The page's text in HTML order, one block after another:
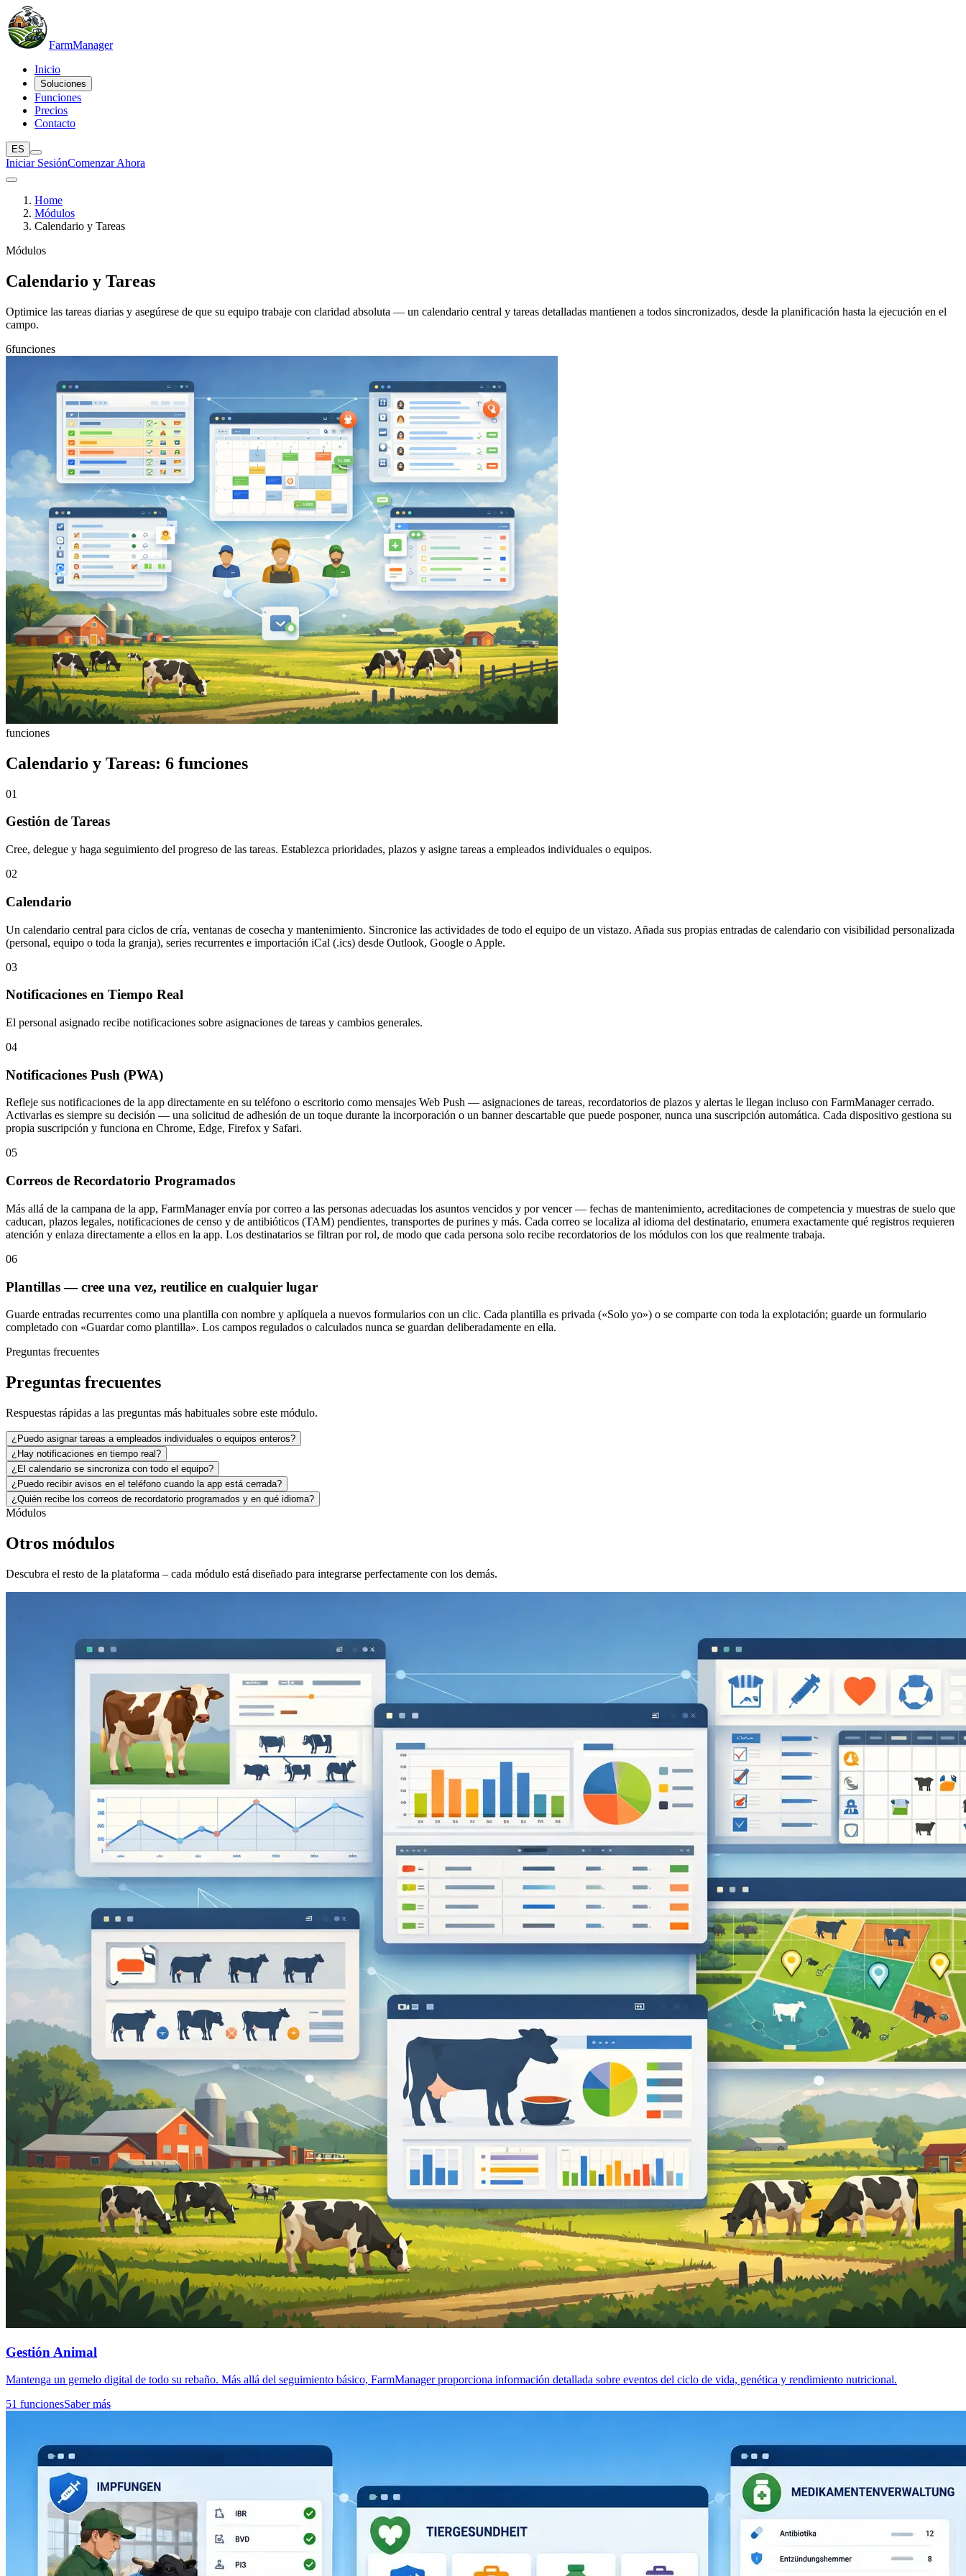
FarmManager
Inicio
Soluciones
Funciones
Precios
Contacto
ES
Iniciar SesiónComenzar Ahora
Home
Módulos
Calendario y Tareas
Módulos
Calendario y Tareas
Optimice las tareas diarias y asegúrese de que su equipo trabaje con claridad absoluta — un calendario central y tareas detalladas mantienen a todos sincronizados, desde la planificación hasta la ejecución en el
campo.
6funciones
funciones
Calendario y Tareas: 6 funciones
01
Gestión de Tareas
Cree, delegue y haga seguimiento del progreso de las tareas. Establezca prioridades, plazos y asigne tareas a empleados individuales o equipos.
02
Calendario
Un calendario central para ciclos de cría, ventanas de cosecha y mantenimiento. Sincronice las actividades de todo el equipo de un vistazo. Añada sus propias entradas de calendario con visibilidad personalizada
(personal, equipo o toda la granja), series recurrentes e importación iCal (.ics) desde Outlook, Google o Apple.
03
Notificaciones en Tiempo Real
El personal asignado recibe notificaciones sobre asignaciones de tareas y cambios generales.
04
Notificaciones Push (PWA)
Refleje sus notificaciones de la app directamente en su teléfono o escritorio como mensajes Web Push — asignaciones de tareas, recordatorios de plazos y alertas le llegan incluso con FarmManager cerrado.
Activarlas es siempre su decisión — una solicitud de adhesión de un toque durante la incorporación o un banner descartable que puede posponer, nunca una suscripción automática. Cada dispositivo gestiona su
propia suscripción y funciona en Chrome, Edge, Firefox y Safari.
05
Correos de Recordatorio Programados
Más allá de la campana de la app, FarmManager envía por correo a las personas adecuadas los asuntos vencidos y por vencer — fechas de mantenimiento, acreditaciones de competencia y muestras de suelo que
caducan, plazos legales, notificaciones de censo y de antibióticos (TAM) pendientes, transportes de purines y más. Cada correo se localiza al idioma del destinatario, enumera exactamente qué registros requieren
atención y enlaza directamente a ellos en la app. Los destinatarios se filtran por rol, de modo que cada persona solo recibe recordatorios de los módulos con los que realmente trabaja.
06
Plantillas — cree una vez, reutilice en cualquier lugar
Guarde entradas recurrentes como una plantilla con nombre y aplíquela a nuevos formularios con un clic. Cada plantilla es privada («Solo yo») o se comparte con toda la explotación; guarde un formulario
completado con «Guardar como plantilla». Los campos regulados o calculados nunca se guardan deliberadamente en ella.
Preguntas frecuentes
Preguntas frecuentes
Respuestas rápidas a las preguntas más habituales sobre este módulo.
¿Puedo asignar tareas a empleados individuales o equipos enteros?
¿Hay notificaciones en tiempo real?
¿El calendario se sincroniza con todo el equipo?
¿Puedo recibir avisos en el teléfono cuando la app está cerrada?
¿Quién recibe los correos de recordatorio programados y en qué idioma?
Módulos
Otros módulos
Descubra el resto de la plataforma – cada módulo está diseñado para integrarse perfectamente con los demás.
Gestión Animal
Mantenga un gemelo digital de todo su rebaño. Más allá del seguimiento básico, FarmManager proporciona información detallada sobre eventos del ciclo de vida, genética y rendimiento nutricional.
51 funcionesSaber más